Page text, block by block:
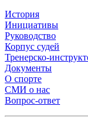
История
Инициативы
Руководство
Корпус судей
Тренерско-
Документы
О спорте
СМИ о нас
Вопрос-ответ